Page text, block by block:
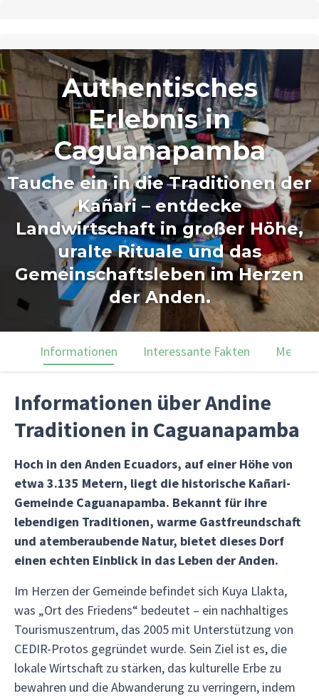
Authentisches
Erlebnis in
Caguanapamba
Tauche ein in die Traditionen der
Kañari – entdecke
Landwirtschaft in großer Höhe,
uralte Rituale und das
Gemeinschaftsleben im Herzen
der Anden.
Informationen Interessante Fakten
Informationen über Andine
Traditionen in Caguanapamba
Hoch in den Anden Ecuadors, auf einer Höhe von
etwa 3.135 Metern, liegt die historische Kañari-
Gemeinde Caguanapamba. Bekannt für ihre
lebendigen Traditionen, warme Gastfreundschaft
und atemberaubende Natur, bietet dieses Dorf
einen echten Einblick in das Leben der Anden.
Im Herzen der Gemeinde befindet sich Kuya Llakta,
was „Ort des Friedens“ bedeutet – ein nachhaltiges
Tourismuszentrum, das 2005 mit Unterstützung von
CEDIR-Protos gegründet wurde. Sein Ziel ist es, die
lokale Wirtschaft zu stärken, das kulturelle Erbe zu
bewahren und die Abwanderung zu verringern, indem